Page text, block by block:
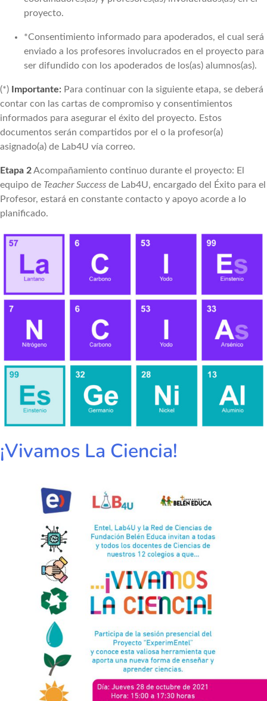
proyecto.
*Consentimiento informado para apoderados, el cual será
enviado a los profesores involucrados en el proyecto para
ser difundido con los apoderados de los(as) alumnos(as).
(*) Importante: Para continuar con la siguiente etapa, se deberá
contar con las cartas de compromiso y consentimientos
informados para asegurar el éxito del proyecto. Estos
documentos serán compartidos por el o la profesor(a)
asignado(a) de Lab4U vía correo.
Etapa 2Acompañamiento continuo durante el proyecto: El
equipo de Teacher Success de Lab4U, encargado del Éxito para el
Profesor, estará en constante contacto y apoyo acorde a lo
planificado.
¡Vivamos La Ciencia!